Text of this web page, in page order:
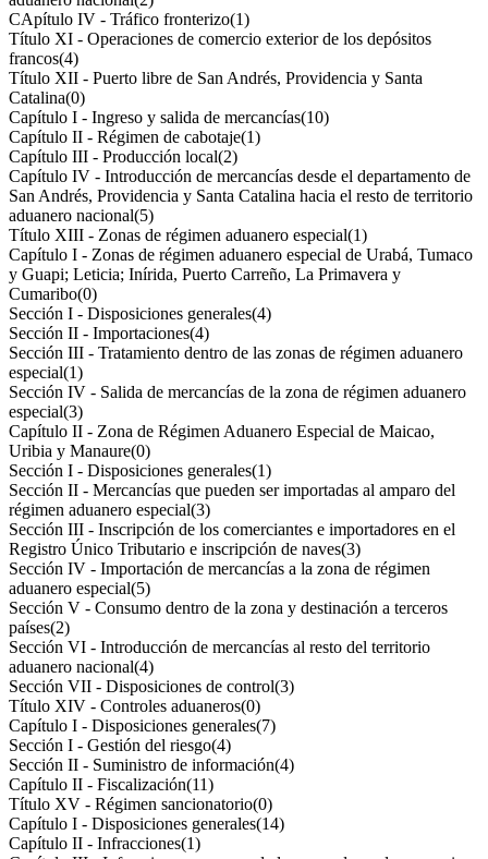
CApítulo IV - Tráfico fronterizo(1)
Título XI - Operaciones de comercio exterior de los depósitos
francos(4)
Título XII - Puerto libre de San Andrés, Providencia y Santa
Catalina(0)
Capítulo I - Ingreso y salida de mercancías(10)
Capítulo II - Régimen de cabotaje(1)
Capítulo III - Producción local(2)
Capítulo IV - Introducción de mercancías desde el departamento de
San Andrés, Providencia y Santa Catalina hacia el resto de territorio
aduanero nacional(5)
Título XIII - Zonas de régimen aduanero especial(1)
Capítulo I - Zonas de régimen aduanero especial de Urabá, Tumaco
y Guapi; Leticia; Inírida, Puerto Carreño, La Primavera y
Cumaribo(0)
Sección I - Disposiciones generales(4)
Sección II - Importaciones(4)
Sección III - Tratamiento dentro de las zonas de régimen aduanero
especial(1)
Sección IV - Salida de mercancías de la zona de régimen aduanero
especial(3)
Capítulo II - Zona de Régimen Aduanero Especial de Maicao,
Uribia y Manaure(0)
Sección I - Disposiciones generales(1)
Sección II - Mercancías que pueden ser importadas al amparo del
régimen aduanero especial(3)
Sección III - Inscripción de los comerciantes e importadores en el
Registro Único Tributario e inscripción de naves(3)
Sección IV - Importación de mercancías a la zona de régimen
aduanero especial(5)
Sección V - Consumo dentro de la zona y destinación a terceros
países(2)
Sección VI - Introducción de mercancías al resto del territorio
aduanero nacional(4)
Sección VII - Disposiciones de control(3)
Título XIV - Controles aduaneros(0)
Capítulo I - Disposiciones generales(7)
Sección I - Gestión del riesgo(4)
Sección II - Suministro de información(4)
Capítulo II - Fiscalización(11)
Título XV - Régimen sancionatorio(0)
Capítulo I - Disposiciones generales(14)
Capítulo II - Infracciones(1)